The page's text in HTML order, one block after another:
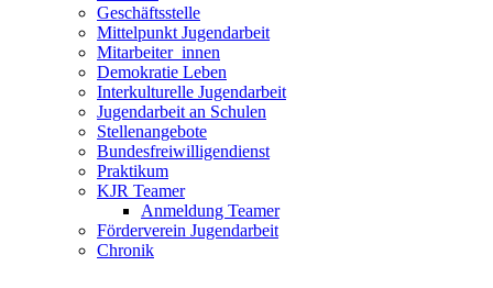
Geschäftsstelle
Mittelpunkt Jugendarbeit
Mitarbeiter_innen
Demokratie Leben
Interkulturelle Jugendarbeit
Jugendarbeit an Schulen
Stellenangebote
Bundesfreiwilligendienst
Praktikum
KJR Teamer
Anmeldung Teamer
Förderverein Jugendarbeit
Chronik